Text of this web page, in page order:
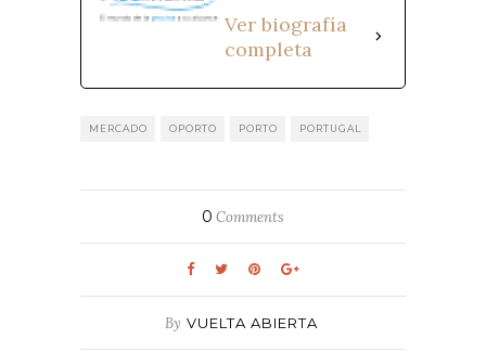
Ver biografía
completa
MERCADO OPORTO PORTO PORTUGAL
0 Comments
By VUELTA ABIERTA